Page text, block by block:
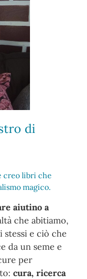
di
creo libri che
magico.
aiutino a
che abitiamo,
e ciò che
da un seme e
per
cura, ricerca